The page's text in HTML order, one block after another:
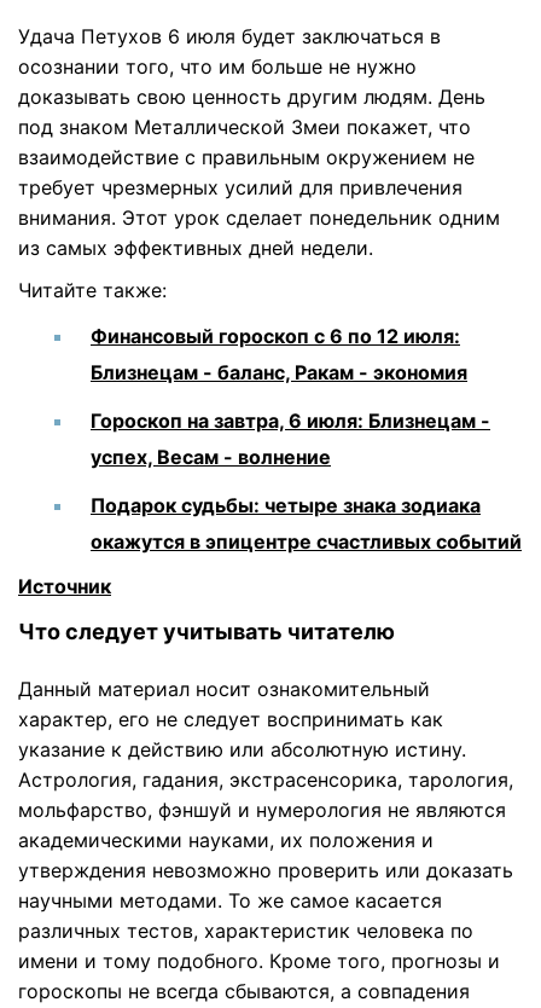
Удача Петухов 6 июля будет заключаться в
осознании того, что им больше не нужно
доказывать свою ценность другим людям. День
под знаком Металлической Змеи покажет, что
взаимодействие с правильным окружением не
требует чрезмерных усилий для привлечения
внимания. Этот урок сделает понедельник одним
из самых эффективных дней недели.
Читайте также:
Финансовый гороскоп с 6 по 12 июля:
Близнецам - баланс, Ракам - экономия
Гороскоп на завтра, 6 июля: Близнецам -
успех, Весам - волнение
Подарок судьбы: четыре знака зодиака
окажутся в эпицентре счастливых событий
Источник
Что следует учитывать читателю
Данный материал носит ознакомительный
характер, его не следует воспринимать как
указание к действию или абсолютную истину.
Астрология, гадания, экстрасенсорика, тарология,
мольфарство, фэншуй и нумерология не являются
академическими науками, их положения и
утверждения невозможно проверить или доказать
научными методами. То же самое касается
различных тестов, характеристик человека по
имени и тому подобного. Кроме того, прогнозы и
гороскопы не всегда сбываются, а совпадения